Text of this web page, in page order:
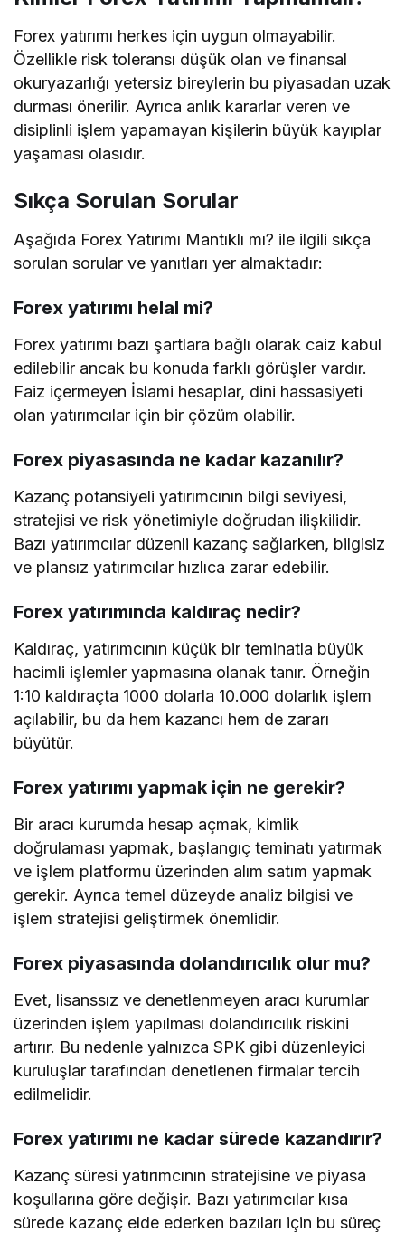
Forex yatırımı herkes için uygun olmayabilir.
Özellikle risk toleransı düşük olan ve finansal
okuryazarlığı yetersiz bireylerin bu piyasadan uzak
durması önerilir. Ayrıca anlık kararlar veren ve
disiplinli işlem yapamayan kişilerin büyük kayıplar
yaşaması olasıdır.
Sıkça Sorulan Sorular
Aşağıda Forex Yatırımı Mantıklı mı? ile ilgili sıkça
sorulan sorular ve yanıtları yer almaktadır:
Forex yatırımı helal mi?
Forex yatırımı bazı şartlara bağlı olarak caiz kabul
edilebilir ancak bu konuda farklı görüşler vardır.
Faiz içermeyen İslami hesaplar, dini hassasiyeti
olan yatırımcılar için bir çözüm olabilir.
Forex piyasasında ne kadar kazanılır?
Kazanç potansiyeli yatırımcının bilgi seviyesi,
stratejisi ve risk yönetimiyle doğrudan ilişkilidir.
Bazı yatırımcılar düzenli kazanç sağlarken, bilgisiz
ve plansız yatırımcılar hızlıca zarar edebilir.
Forex yatırımında kaldıraç nedir?
Kaldıraç, yatırımcının küçük bir teminatla büyük
hacimli işlemler yapmasına olanak tanır. Örneğin
1:10 kaldıraçta 1000 dolarla 10.000 dolarlık işlem
açılabilir, bu da hem kazancı hem de zararı
büyütür.
Forex yatırımı yapmak için ne gerekir?
Bir aracı kurumda hesap açmak, kimlik
doğrulaması yapmak, başlangıç teminatı yatırmak
ve işlem platformu üzerinden alım satım yapmak
gerekir. Ayrıca temel düzeyde analiz bilgisi ve
işlem stratejisi geliştirmek önemlidir.
Forex piyasasında dolandırıcılık olur mu?
Evet, lisanssız ve denetlenmeyen aracı kurumlar
üzerinden işlem yapılması dolandırıcılık riskini
artırır. Bu nedenle yalnızca SPK gibi düzenleyici
kuruluşlar tarafından denetlenen firmalar tercih
edilmelidir.
Forex yatırımı ne kadar sürede kazandırır?
Kazanç süresi yatırımcının stratejisine ve piyasa
koşullarına göre değişir. Bazı yatırımcılar kısa
sürede kazanç elde ederken bazıları için bu süreç